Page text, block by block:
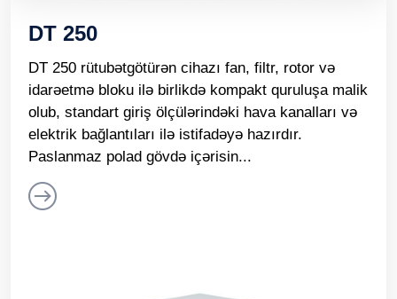
DT 250
DT 250 rütubətgötürən cihazı fan, filtr, rotor və
idarəetmə bloku ilə birlikdə kompakt quruluşa malik
olub, standart giriş ölçülərindəki hava kanalları və
elektrik bağlantıları ilə istifadəyə hazırdır.
Paslanmaz polad gövdə içərisin...